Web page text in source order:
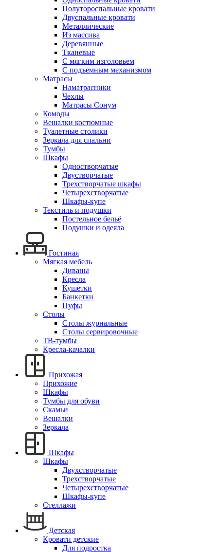
Полутороспальные кровати
Двуспальные кровати
Металлические
Из массива
Деревянные
Тканевые
С мягким изголовьем
С подъемным механизмом
Матрасы
Наматрасники
Чехлы
Матрасы Сонум
Комоды
Вешалки костюмные
Туалетные столики
Зеркала для спальни
Тумбы
Шкафы
Одностворчатые
Двустворчатые
Трехстворчатые шкафы
Четырехстворчатые
Шкафы-купе
Текстиль и подушки
Постельное бельё
Подушки и одеяла
Гостиная
Мягкая мебель
Диваны
Кресла
Кушетки
Банкетки
Пуфы
Столы
Столы журнальные
Столы сервировочные
ТВ-тумбы
Кресла-качалки
Прихожая
Прихожие
Шкафы
Тумбы для обуви
Скамьи
Вешалки
Зеркала
Шкафы
Шкафы
Двухстворчатые
Трехстворчатые
Четырехстворчатые
Шкафы-купе
Стеллажи
Детская
Кровати детские
Для подростка